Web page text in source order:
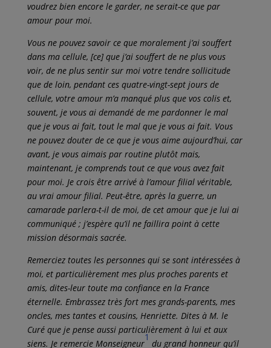
voudrez bien encore le garder, ne serait-ce que par
amour pour moi.
Vous ne pouvez savoir ce que moralement j’ai souffert
dans ma cellule, [ce] que j’ai souffert de ne plus vous
voir, de ne plus sentir sur moi votre tendre sollicitude
que de loin, pendant ces quatre-vingt-sept jours de
cellule, votre amour m’a manqué plus que vos colis et,
souvent, je vous ai demandé de me pardonner le mal
que je vous ai fait, tout le mal que je vous ai fait. Vous
ne pouvez douter de ce que je vous aime aujourd’hui, car
avant, je vous aimais par routine plutôt mais,
maintenant, je comprends tout ce que vous avez fait
pour moi. Je crois être arrivé à l’amour filial véritable,
au vrai amour filial. Peut-être, après la guerre, un
camarade parlera-t-il de moi, de cet amour que je lui ai
communiqué ; j’espère qu’il ne faillira point à cette
mission désormais sacrée.
Remerciez toutes les personnes qui se sont intéressées à
moi, et particulièrement mes plus proches parents et
amis, dites-leur toute ma confiance en la France
éternelle. Embrassez très fort mes grands-parents, mes
oncles, mes tantes et cousins, Henriette. Dites à M. le
Curé que je pense aussi particulièrement à lui et aux
siens. Je remercie Monseigneur
1
du grand honneur qu’il